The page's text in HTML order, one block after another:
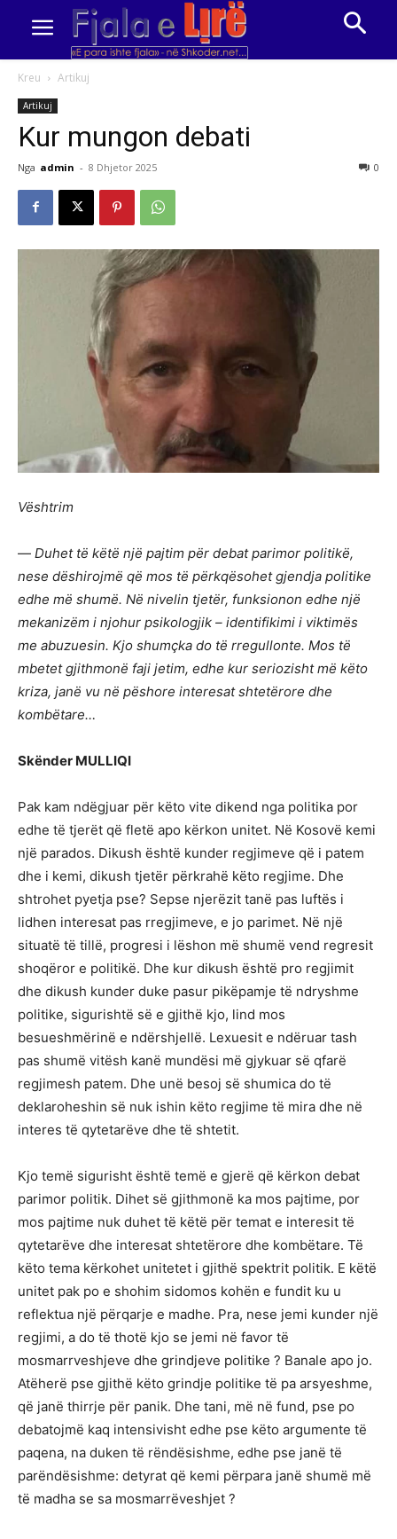
Kreu Artikuj
Artikuj
Kur mungon debati
Nga admin - 8 Dhjetor 2025 0
Vështrim
— Duhet të këtë një pajtim për debat parimor politikë,
nese dëshirojmë që mos të përkqësohet gjendja politike
edhe më shumë. Në nivelin tjetër, funksionon edhe një
mekanizëm i njohur psikologjik – identifikimi i viktimës
me abuzuesin. Kjo shumçka do të rregullonte. Mos të
mbetet gjithmonë faji jetim, edhe kur seriozisht më këto
kriza, janë vu në pëshore interesat shtetërore dhe
kombëtare…
Skënder MULLIQI
Pak kam ndëgjuar për këto vite dikend nga politika por
edhe të tjerët që fletë apo kërkon unitet. Në Kosovë kemi
një parados. Dikush është kunder regjimeve që i patem
dhe i kemi, dikush tjetër përkrahë këto regjime. Dhe
shtrohet pyetja pse? Sepse njerëzit tanë pas luftës i
lidhen interesat pas rregjimeve, e jo parimet. Në një
situatë të tillë, progresi i lëshon më shumë vend regresit
shoqëror e politikë. Dhe kur dikush është pro regjimit
dhe dikush kunder duke pasur pikëpamje të ndryshme
politike, sigurishtë së e gjithë kjo, lind mos
besueshmërinë e ndërshjellë. Lexuesit e ndëruar tash
pas shumë vitësh kanë mundësi më gjykuar së qfarë
regjimesh patem. Dhe unë besoj së shumica do të
deklaroheshin së nuk ishin këto regjime të mira dhe në
interes të qytetarëve dhe të shtetit.
Kjo temë sigurisht është temë e gjerë që kërkon debat
parimor politik. Dihet së gjithmonë ka mos pajtime, por
mos pajtime nuk duhet të këtë për temat e interesit të
qytetarëve dhe interesat shtetërore dhe kombëtare. Të
këto tema kërkohet unitetet i gjithë spektrit politik. E këtë
unitet pak po e shohim sidomos kohën e fundit ku u
reflektua një përqarje e madhe. Pra, nese jemi kunder një
regjimi, a do të thotë kjo se jemi në favor të
mosmarrveshjeve dhe grindjeve politike ? Banale apo jo.
Atëherë pse gjithë këto grindje politike të pa arsyeshme,
që janë thirrje për panik. Dhe tani, më në fund, pse po
debatojmë kaq intensivisht edhe pse këto argumente të
paqena, na duken të rëndësishme, edhe pse janë të
parëndësishme: detyrat që kemi përpara janë shumë më
të madha se sa mosmarrëveshjet ?